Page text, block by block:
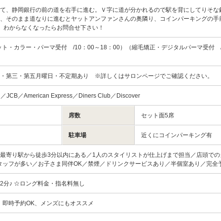
、静岡銀行の前の道を右手に進む。Ｖ字に道が分かれるので駅を背にしてりそな
そのまま道なりに進むとヤットアンファンさんの奥隣り、コインパーキングの手
わからなくなったらお問合せ下さい！
ト・カラー・パーマ受付 /10：00～18：00）（縮毛矯正・デジタルパーマ受付
第三・第五月曜日・不定期あり ※詳しくはサロンページでご確認ください。
JCB／American Express／Diners Club／Discover
席数 セット面5席
駐車場 近くにコインパーキング有
寄り駅から徒歩3分以内にある／1人のスタイリストが仕上げまで担当／店頭で
ッフが多い／お子さま同伴OK／禁煙／ドリンクサービスあり／半個室あり／完全
分♪ ☆ロング料金・指名料無し
即時予約OK、メンズにもオススメ